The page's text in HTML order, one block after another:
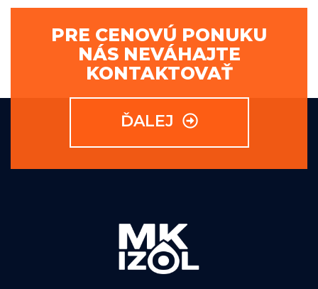
PRE CENOVÚ PONUKU
NÁS NEVÁHAJTE
KONTAKTOVAŤ
ĎALEJ